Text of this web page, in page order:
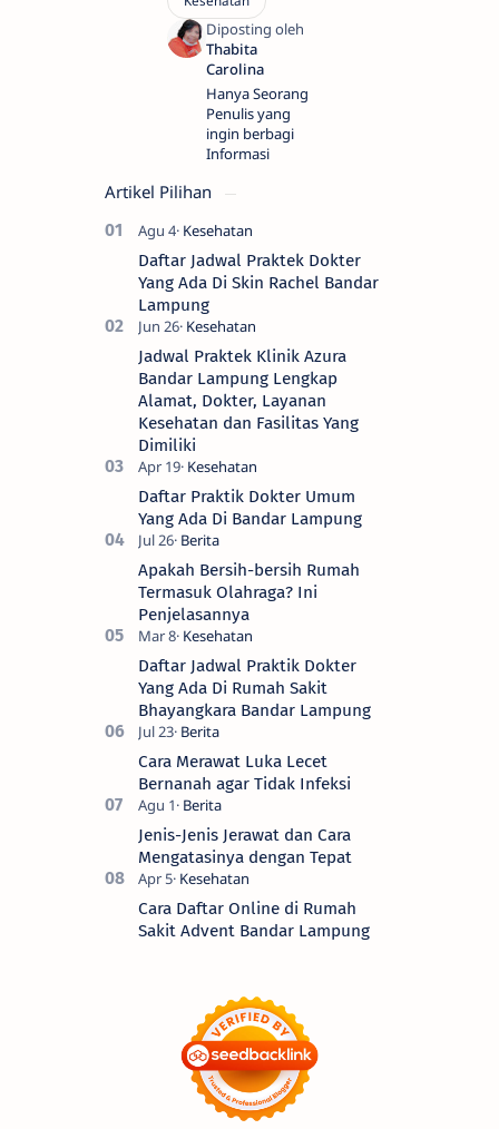
Hanya Seorang
Penulis yang
ingin berbagi
Informasi
Artikel Pilihan
Daftar Jadwal Praktek Dokter
Yang Ada Di Skin Rachel Bandar
Lampung
Jadwal Praktek Klinik Azura
Bandar Lampung Lengkap
Alamat, Dokter, Layanan
Kesehatan dan Fasilitas Yang
Dimiliki
Daftar Praktik Dokter Umum
Yang Ada Di Bandar Lampung
Apakah Bersih-bersih Rumah
Termasuk Olahraga? Ini
Penjelasannya
Daftar Jadwal Praktik Dokter
Yang Ada Di Rumah Sakit
Bhayangkara Bandar Lampung
Cara Merawat Luka Lecet
Bernanah agar Tidak Infeksi
Jenis-Jenis Jerawat dan Cara
Mengatasinya dengan Tepat
Cara Daftar Online di Rumah
Sakit Advent Bandar Lampung